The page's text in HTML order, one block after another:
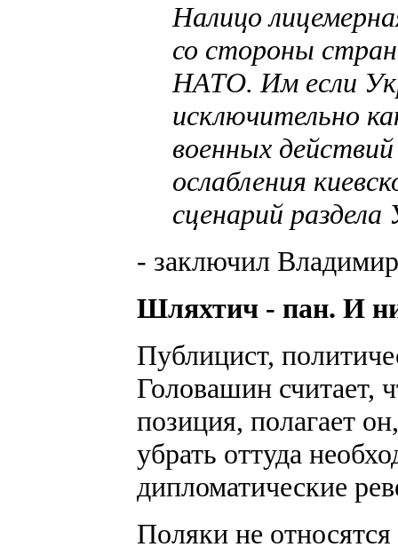
Налицо
со стороны
НАТО. Им если
исключительно
военных
ослабления
сценарий
- заключил
Шляхтич - пан. И
Публицист,
Головашин считает,
позиция, полагает
убрать оттуда
дипломатические
Поляки не